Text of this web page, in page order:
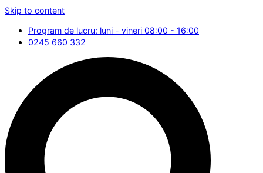
Skip to content
Program de lucru: luni - vineri 08:00 - 16:00
0245 660 332